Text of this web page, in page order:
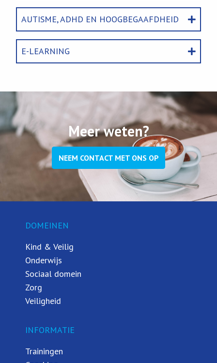
AUTISME, ADHD EN HOOGBEGAAFDHEID
E-LEARNING
Meer weten?
NEEM CONTACT MET ONS OP
DOMEINEN
Kind & Veilig
Onderwijs
Sociaal domein
Zorg
Veiligheid
INFORMATIE
Trainingen